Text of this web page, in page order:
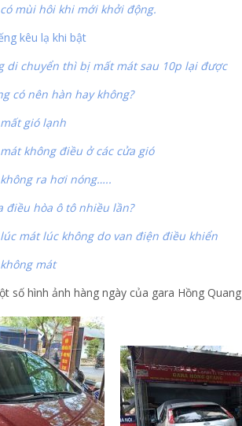
mùi hôi khi mới khởi động.
kêu lạ khi bật
di chuyển thì bị mất mát sau 10p lại được
có nên hàn hay không?
gió lạnh
không điều ở các cửa gió
ra hơi nóng…..
điều hòa ô tô nhiều lần?
mát lúc không do van điện điều khiển
mát
số hình ảnh hàng ngày của gara Hồng Quang